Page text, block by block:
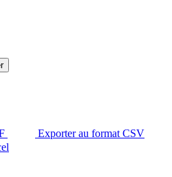
Exporter au format CSV